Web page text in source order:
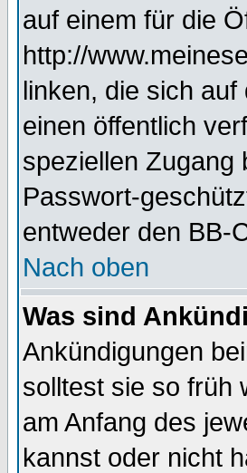
auf einem für die
http://
linken, die sich
einen öffentlich
speziellen Zugang
Passwort-
entweder den BB-
Nach oben
Was sind
Ankündigungen
solltest sie so früh
am Anfang des
kannst oder nicht